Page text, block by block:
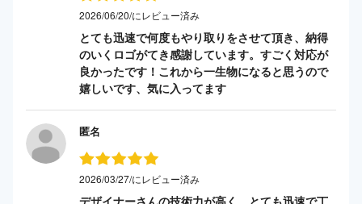
2026/06/20/にレビュー済み
とても迅速で何度もやり取りをさせて頂き、納得
のいくロゴがてき感謝しています。すごく対応が
良かったです！これから一生物になると思うので
嬉しいです、気に入ってます
匿名
2026/03/27/にレビュー済み
デザイナーさんの技術力が高く、とても迅速で丁